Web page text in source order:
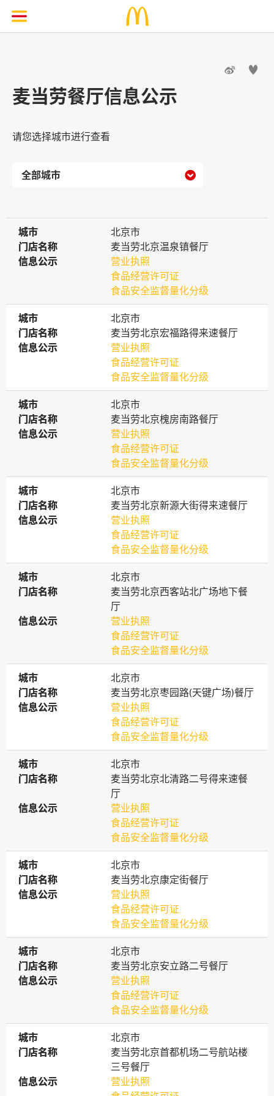
 
麦当劳餐厅信息公示
请您选择城市进行查看

城市
城市
北京市
门店名称
门店名称
麦当劳北京温泉镇餐厅
信息公示
信息公示
营业执照
食品经营许可证
食品安全监督量化分级
城市
城市
北京市
门店名称
门店名称
麦当劳北京宏福路得来速餐厅
信息公示
信息公示
营业执照
食品经营许可证
食品安全监督量化分级
城市
城市
北京市
门店名称
门店名称
麦当劳北京槐房南路餐厅
信息公示
信息公示
营业执照
食品经营许可证
食品安全监督量化分级
城市
城市
北京市
门店名称
门店名称
麦当劳北京新源大街得来速餐厅
信息公示
信息公示
营业执照
食品经营许可证
食品安全监督量化分级
城市
城市
北京市
门店名称
门店名称
麦当劳北京西客站北广场地下餐
厅
信息公示
信息公示
营业执照
食品经营许可证
食品安全监督量化分级
城市
城市
北京市
门店名称
门店名称
麦当劳北京枣园路(天键广场)餐厅
信息公示
信息公示
营业执照
食品经营许可证
食品安全监督量化分级
城市
城市
北京市
门店名称
门店名称
麦当劳北京北清路二号得来速餐
厅
信息公示
信息公示
营业执照
食品经营许可证
食品安全监督量化分级
城市
城市
北京市
门店名称
门店名称
麦当劳北京康定街餐厅
信息公示
信息公示
营业执照
食品经营许可证
食品安全监督量化分级
城市
城市
北京市
门店名称
门店名称
麦当劳北京安立路二号餐厅
信息公示
信息公示
营业执照
食品经营许可证
食品安全监督量化分级
城市
城市
北京市
门店名称
门店名称
麦当劳北京首都机场二号航站楼
三号餐厅
信息公示
信息公示
营业执照